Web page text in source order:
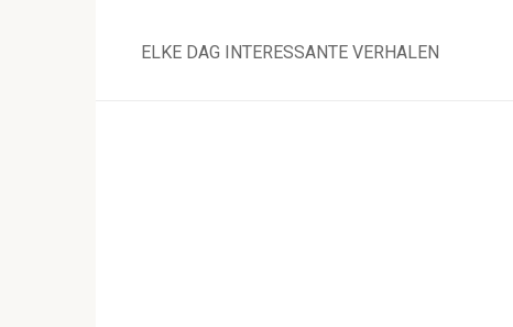
ELKE DAG INTERESSANTE VERHALEN